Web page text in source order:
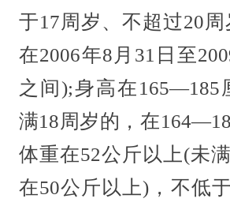
于17周岁、不超过20
在2006年8月31日至
之间);身高在165—185
满18周岁的，在
体重在52公斤以上(未
在50公斤以上)，不低